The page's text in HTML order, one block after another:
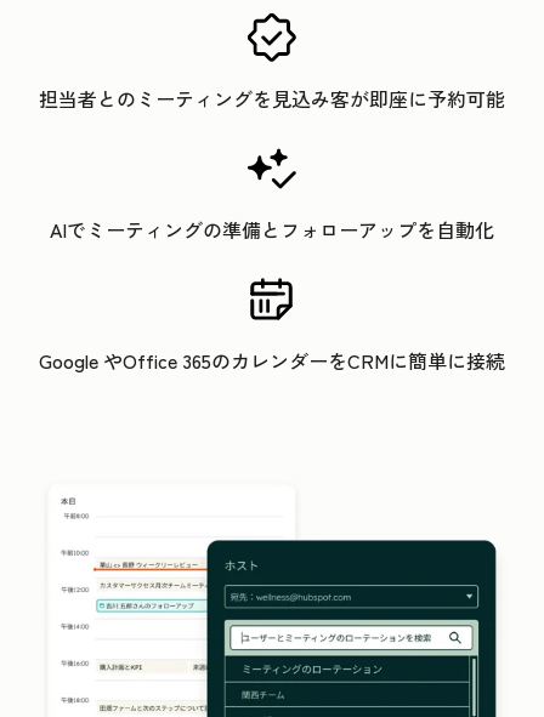
担当者とのミーティングを見込み客が即座に予約可能
AIでミーティングの準備とフォローアップを自動化
Google やOffice 365のカレンダーをCRMに簡単に接続